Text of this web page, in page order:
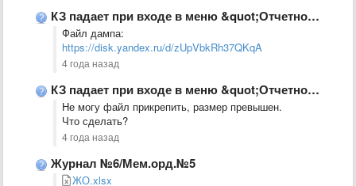
КЗ падает при входе в меню &quot;Отчетность в ФНС&quot; и …
Файл дампа:
https://disk.yandex.ru/d/zUpVbkRh37QKqA
4 года назад
КЗ падает при входе в меню &quot;Отчетность в ФНС&quot; и …
Не могу файл прикрепить, размер превышен.
Что сделать?
4 года назад
Журнал №6/Мем.орд.№5
ЖО.xlsx